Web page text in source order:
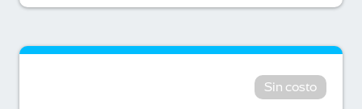
Sin costo